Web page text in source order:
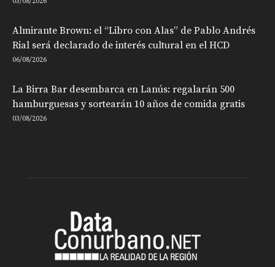
Almirante Brown: el “Libro con Alas” de Pablo Andrés
Rial será declarado de interés cultural en el HCD
06/08/2026
La Birra Bar desembarca en Lanús: regalarán 500
hamburguesas y sortearán 10 años de comida gratis
03/08/2026